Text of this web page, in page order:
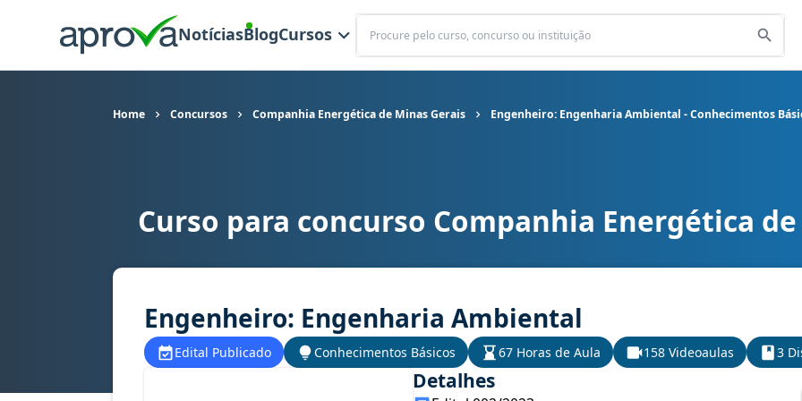
NotíciasBlogCursos
Buscar
Home Concursos Companhia Energética de Minas Gerais Engenheiro: Engenharia Ambiental - Conhecimentos
Curso para concurso Cemig (MG) - Companhia Energética de Minas Gerais cargo Engenheiro: Engenharia
Curso para concurso Companhia Energética
Engenheiro: Engenharia Ambiental
Edital Publicado Conhecimentos Básicos 67 Horas de Aula 158 Videoaulas 3
Detalhes